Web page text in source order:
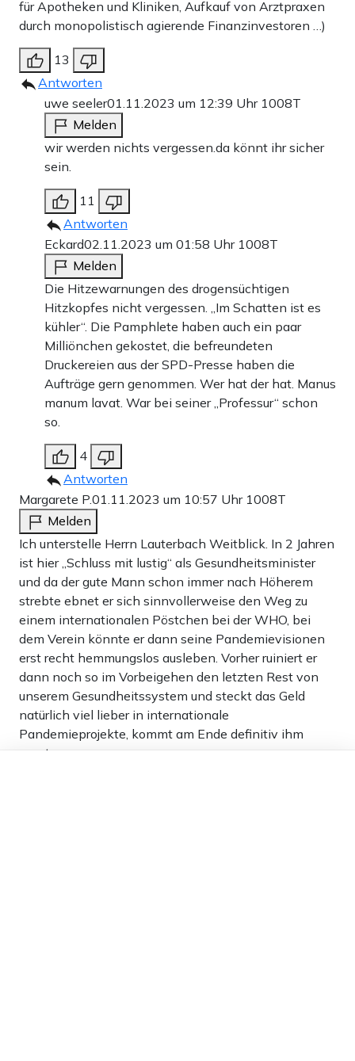
für Apotheken und Kliniken, Aufkauf von Arztpraxen
durch monopolistisch agierende Finanzinvestoren …)
13
Antworten
uwe seeler01.11.2023 um 12:39 Uhr 1008T
Melden
wir werden nichts vergessen.da könnt ihr sicher
sein.
11
Antworten
Eckard02.11.2023 um 01:58 Uhr 1008T
Melden
Die Hitzewarnungen des drogensüchtigen
Hitzkopfes nicht vergessen. „Im Schatten ist es
kühler“. Die Pamphlete haben auch ein paar
Milliönchen gekostet, die befreundeten
Druckereien aus der SPD-Presse haben die
Aufträge gern genommen. Wer hat der hat. Manus
manum lavat. War bei seiner „Professur“ schon
so.
4
Antworten
Margarete P.01.11.2023 um 10:57 Uhr 1008T
Melden
Ich unterstelle Herrn Lauterbach Weitblick. In 2 Jahren
ist hier „Schluss mit lustig“ als Gesundheitsminister
und da der gute Mann schon immer nach Höherem
strebte ebnet er sich sinnvollerweise den Weg zu
einem internationalen Pöstchen bei der WHO, bei
dem Verein könnte er dann seine Pandemievisionen
erst recht hemmungslos ausleben. Vorher ruiniert er
dann noch so im Vorbeigehen den letzten Rest von
unserem Gesundheitssystem und steckt das Geld
natürlich viel lieber in internationale
Pandemieprojekte, kommt am Ende definitiv ihm
zugute.